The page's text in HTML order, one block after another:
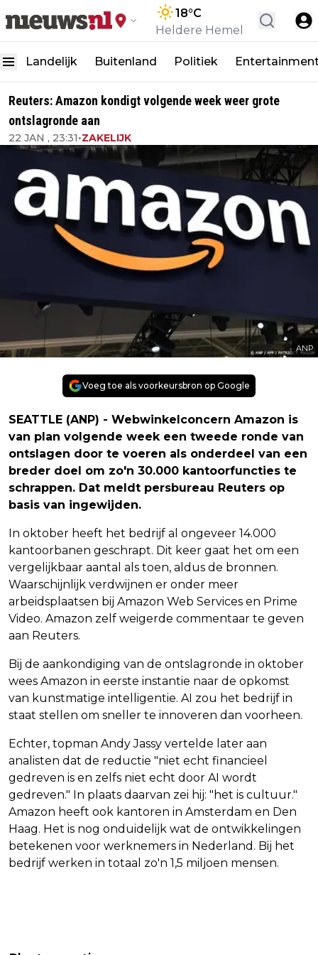
18°C
Heldere Hemel
Landelijk Buitenland Politiek
Reuters: Amazon kondigt volgende week weer grote
ontslagronde aan
22 JAN , 23:31•ZAKELIJK
ANP
Voeg toe als voorkeursbron op Google
SEATTLE (ANP) - Webwinkelconcern Amazon is
van plan volgende week een tweede ronde van
ontslagen door te voeren als onderdeel van een
breder doel om zo'n 30.000 kantoorfuncties te
schrappen. Dat meldt persbureau Reuters op
basis van ingewijden.
In oktober heeft het bedrijf al ongeveer 14.000
kantoorbanen geschrapt. Dit keer gaat het om een
vergelijkbaar aantal als toen, aldus de bronnen.
Waarschijnlijk verdwijnen er onder meer
arbeidsplaatsen bij Amazon Web Services en Prime
Video. Amazon zelf weigerde commentaar te geven
aan Reuters.
Bij de aankondiging van de ontslagronde in oktober
wees Amazon in eerste instantie naar de opkomst
van kunstmatige intelligentie. AI zou het bedrijf in
staat stellen om sneller te innoveren dan voorheen.
Echter, topman Andy Jassy vertelde later aan
analisten dat de reductie "niet echt financieel
gedreven is en zelfs niet echt door AI wordt
gedreven." In plaats daarvan zei hij: "het is cultuur."
Amazon heeft ook kantoren in Amsterdam en Den
Haag. Het is nog onduidelijk wat de ontwikkelingen
betekenen voor werknemers in Nederland. Bij het
bedrijf werken in totaal zo'n 1,5 miljoen mensen.